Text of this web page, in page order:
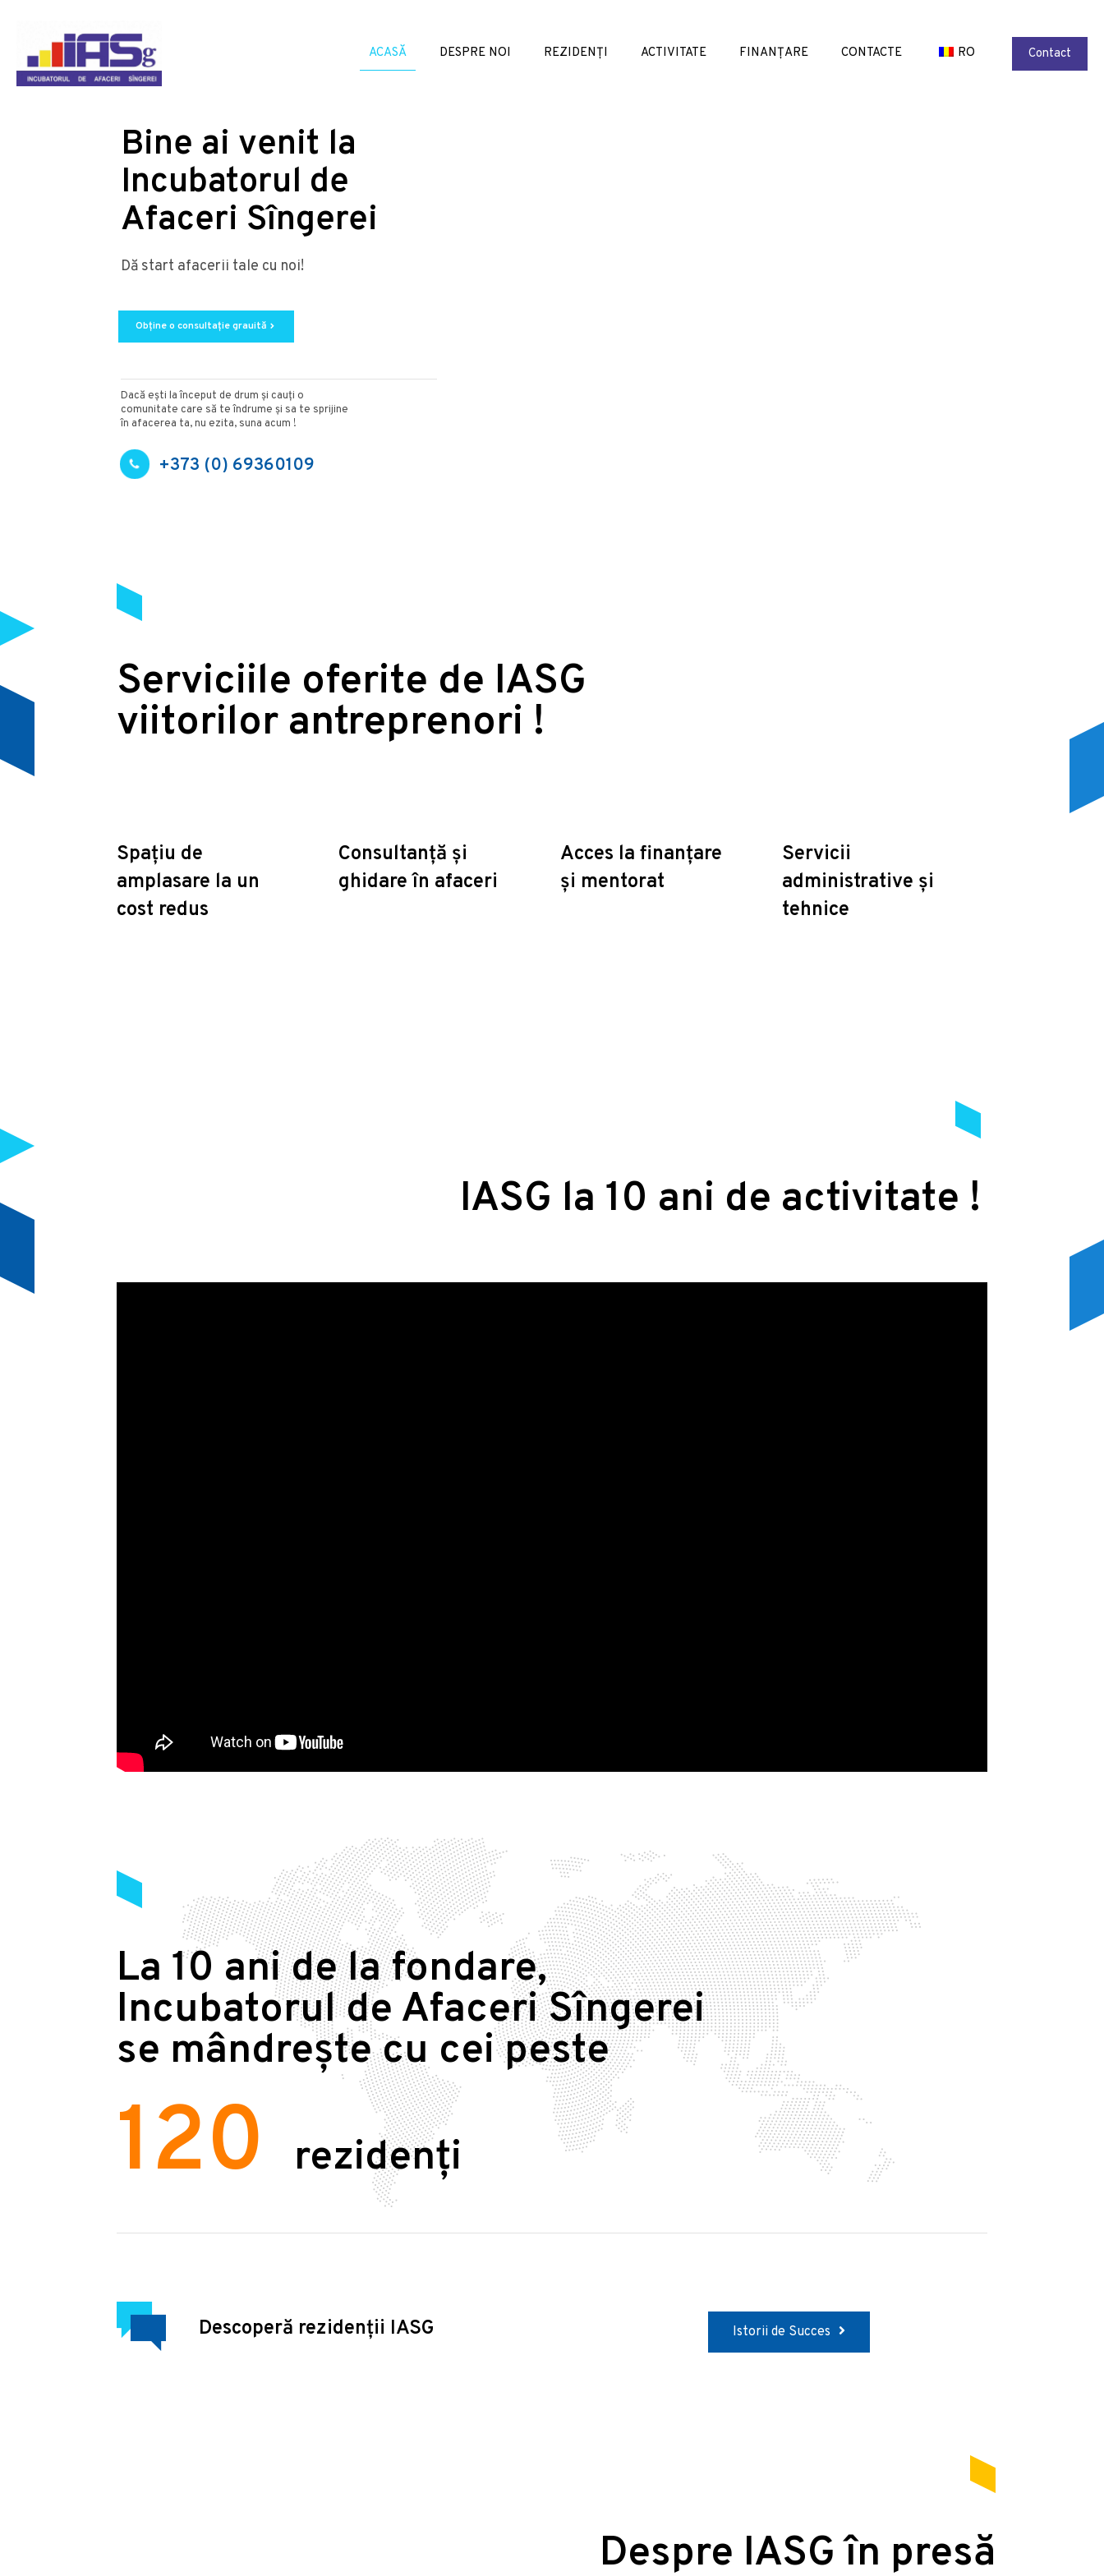
ACASĂ DESPRE NOI REZIDENȚI ACTIVITATE FINANȚARE CONTACTE RO Contact
Dacă ești la început de drum și cauți o
comunitate care să te îndrume și sa te sprijine
în afacerea ta, nu ezita, suna acum !
Bine ai venit la
Incubatorul de
Afaceri Sîngerei
Dă start afacerii tale cu noi!
+373 (0) 69360109
Obține o consultație grauită chevron_right
Serviciile oferite de IASG
viitorilor antreprenori !
Spațiu de
amplasare la un
cost redus
Consultanță și
ghidare în afaceri
Acces la finanțare
și mentorat
Servicii
administrative și
tehnice
IASG la 10 ani de activitate !
La 10 ani de la fondare,
Incubatorul de Afaceri Sîngerei
se mândrește cu cei peste
120 rezidenți
Descoperă rezidenții IASG Istorii de Succes
Despre IASG în presă